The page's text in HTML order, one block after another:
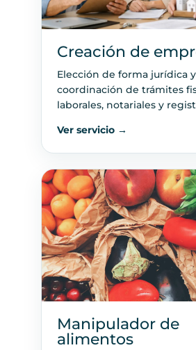
Creación de
Elección de forma jurídica y
coordinación de trámites
laborales, notariales y
Ver servicio →
Manipulador de
alimentos